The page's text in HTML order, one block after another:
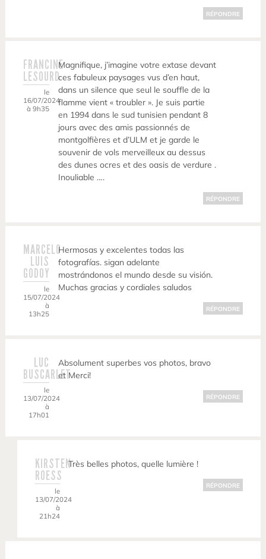
RÉPONDRE
FRANCINE
LESOURD
le
16/07/2024
à 9h35
Magnifique, j’imagine votre extase devant
ces fabuleux paysages vus d’en haut,
dans un silence que seul le souffle de la
flamme vient « troubler ». Je suis partie
en 1994 dans le sud tunisien pendant 8
jours avec des amis passionnés de
montgolfières et d’ULM et je garde le
souvenir de vols merveilleux au dessus
des dunes ocres et des oasis de verdure .
Inouliable ….
RÉPONDRE
MARCELO
LUIS
GODOY
le
15/07/2024
à
13h25
Hermosas y excelentes todas las
fotografías. sigan adelante
mostrándonos el mundo desde su visión.
Muchas gracias y cordiales saludos
RÉPONDRE
LUC
BUSCARLET
le
13/07/2024
à
17h01
Absolument superbes vos photos, bravo
et Merci!
RÉPONDRE
KIRSTEN
ROESS
le
13/07/2024
à
21h24
Très belles photos, quelle lumière !
RÉPONDRE